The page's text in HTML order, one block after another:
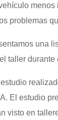
menos
problemas
una
taller durante
El estudio
visto en